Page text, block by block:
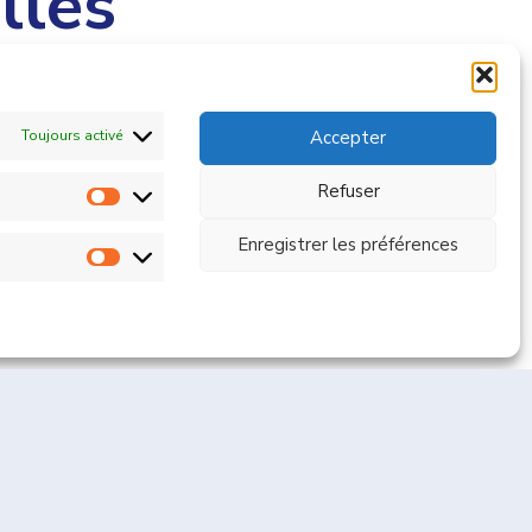
Toujours activé
Statistiques
Marketing
Accepter
Refuser
Enregistrer les préférences